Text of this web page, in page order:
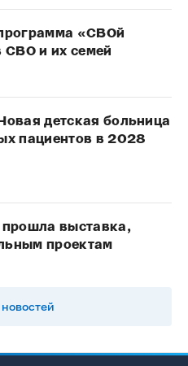
«СВОй
СВО и их семей
детская больница
пациентов в 2028
выставка,
проектам